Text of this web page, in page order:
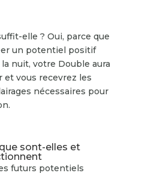
elle ? Oui, parce que
un potentiel positif
nuit, votre Double aura
et vous recevrez les
nécessaires pour
sont-elles et
futurs potentiels